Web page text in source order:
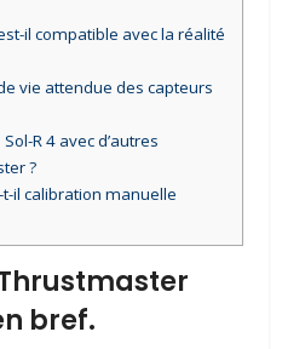
il compatible avec la réalité
vie attendue des capteurs
R 4 avec d’autres
?
t-il calibration manuelle
bref.